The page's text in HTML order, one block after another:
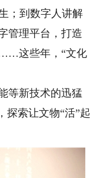
；到数字人讲解
管理平台，打造
……这些年，“文化
等新技术的迅猛
探索让文物“活”起